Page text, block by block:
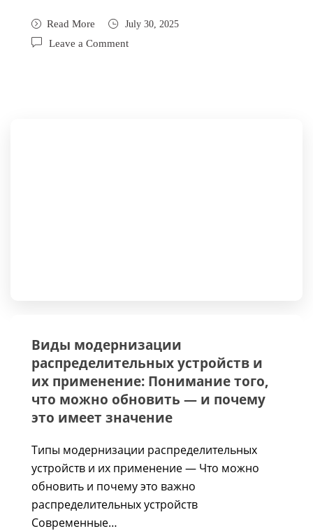
Read More July 30, 2025
Leave a Comment
Виды модернизации
распределительных устройств и
их применение: Понимание того,
что можно обновить — и почему
это имеет значение
Типы модернизации распределительных
устройств и их применение — Что можно
обновить и почему это важно
распределительных устройств
Современные…